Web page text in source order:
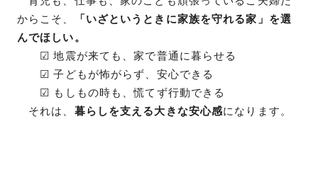
からこそ、
「いざというときに家族を守れる家」を選
んでほしい。
☑ 地震が来ても、家で普通に暮らせる
☑ 子どもが怖がらず、安心できる
☑ もしもの時も、慌てず行動できる
それは、 暮らしを支える大きな安心感になります。